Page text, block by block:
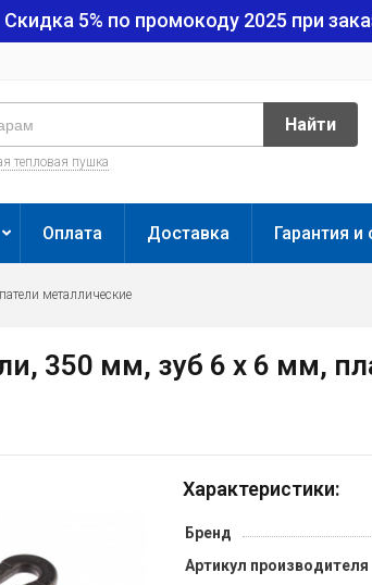
Скидка 5% по промокоду 2025 при
Найти
тепловая пушка
Оплата Доставка Гарантия и
металлические
350 мм, зуб 6 х 6 мм,
Характеристики:
Бренд
Артикул производителя